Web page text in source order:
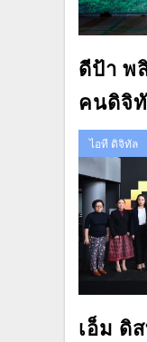
ดีป้า พ
คนดิจิ
ไอที ดิจิทัล
เอ็ม ดิ